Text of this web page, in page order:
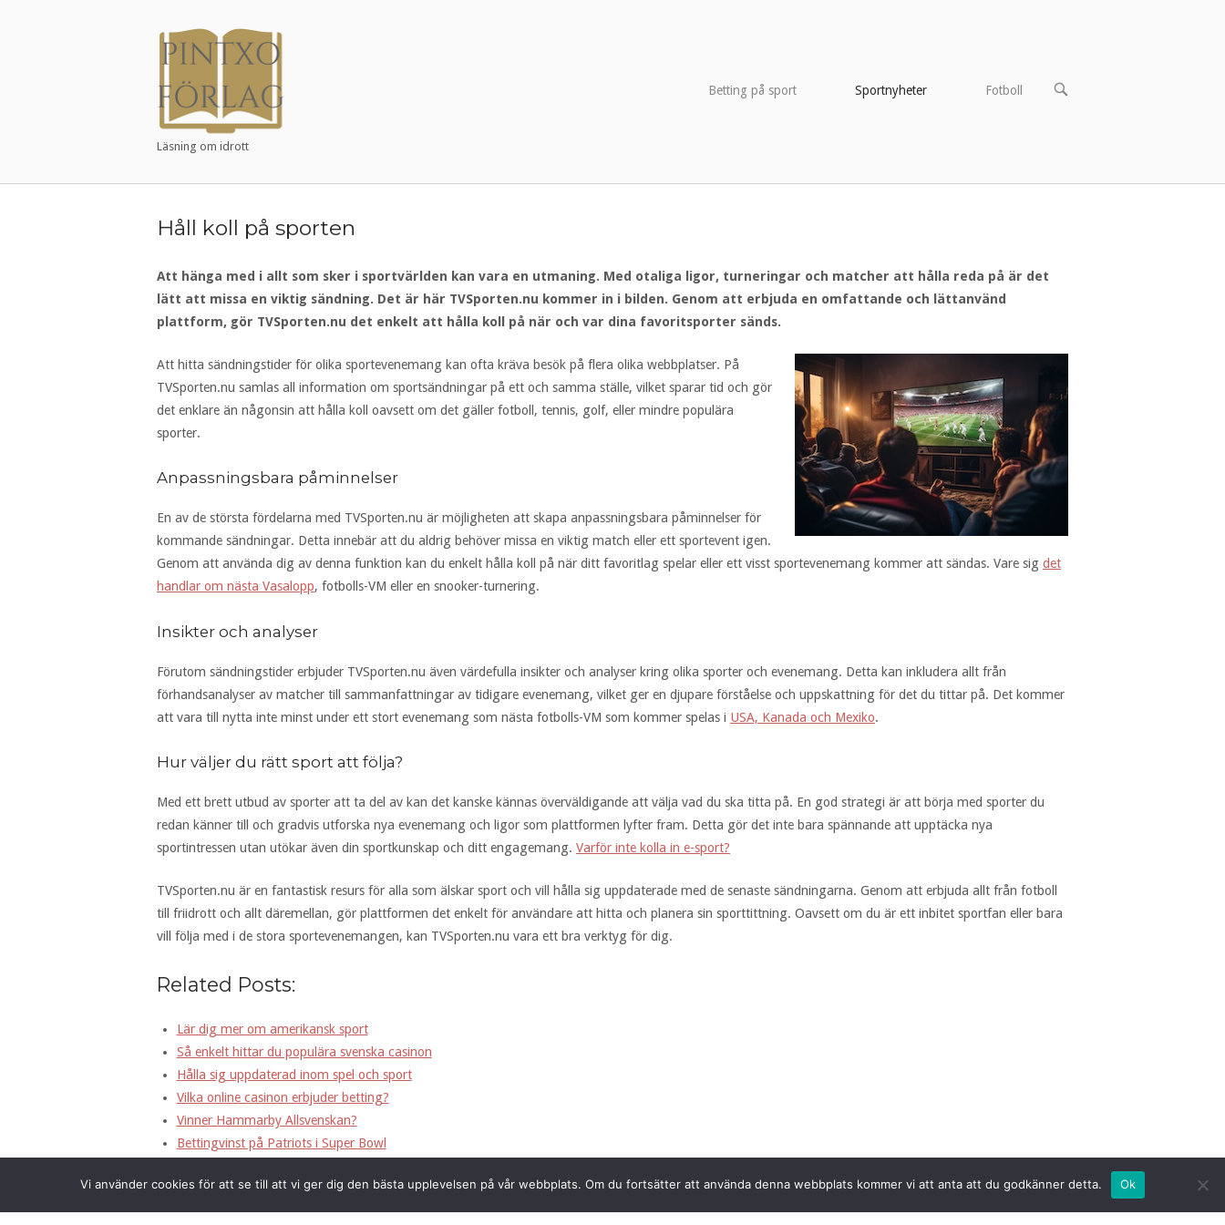
Home
Läsning om idrott
Betting på sport Sportnyheter Fotboll
OPEN
Håll koll på sporten
Att hänga med i allt som sker i sportvärlden kan vara en utmaning. Med otaliga ligor, turneringar och matcher att hålla reda på är det
lätt att missa en viktig sändning. Det är här TVSporten.nu kommer in i bilden. Genom att erbjuda en omfattande och lättanvänd
plattform, gör TVSporten.nu det enkelt att hålla koll på när och var dina favoritsporter sänds.
Att hitta sändningstider för olika sportevenemang kan ofta kräva besök på flera olika webbplatser. På
TVSporten.nu samlas all information om sportsändningar på ett och samma ställe, vilket sparar tid och gör
det enklare än någonsin att hålla koll oavsett om det gäller fotboll, tennis, golf, eller mindre populära
sporter.
Anpassningsbara påminnelser
En av de största fördelarna med TVSporten.nu är möjligheten att skapa anpassningsbara påminnelser för
kommande sändningar. Detta innebär att du aldrig behöver missa en viktig match eller ett sportevent igen.
Genom att använda dig av denna funktion kan du enkelt hålla koll på när ditt favoritlag spelar eller ett visst sportevenemang kommer att sändas. Vare sig det
handlar om nästa Vasalopp, fotbolls-VM eller en snooker-turnering.
Insikter och analyser
Förutom sändningstider erbjuder TVSporten.nu även värdefulla insikter och analyser kring olika sporter och evenemang. Detta kan inkludera allt från
förhandsanalyser av matcher till sammanfattningar av tidigare evenemang, vilket ger en djupare förståelse och uppskattning för det du tittar på. Det kommer
att vara till nytta inte minst under ett stort evenemang som nästa fotbolls-VM som kommer spelas i USA, Kanada och Mexiko.
Hur väljer du rätt sport att följa?
Med ett brett utbud av sporter att ta del av kan det kanske kännas överväldigande att välja vad du ska titta på. En god strategi är att börja med sporter du
redan känner till och gradvis utforska nya evenemang och ligor som plattformen lyfter fram. Detta gör det inte bara spännande att upptäcka nya
sportintressen utan utökar även din sportkunskap och ditt engagemang. Varför inte kolla in e-sport?
TVSporten.nu är en fantastisk resurs för alla som älskar sport och vill hålla sig uppdaterade med de senaste sändningarna. Genom att erbjuda allt från fotboll
till friidrott och allt däremellan, gör plattformen det enkelt för användare att hitta och planera sin sporttittning. Oavsett om du är ett inbitet sportfan eller bara
vill följa med i de stora sportevenemangen, kan TVSporten.nu vara ett bra verktyg för dig.
Related Posts:
Lär dig mer om amerikansk sport
Så enkelt hittar du populära svenska casinon
Hålla sig uppdaterad inom spel och sport
Vilka online casinon erbjuder betting?
Vinner Hammarby Allsvenskan?
Bettingvinst på Patriots i Super Bowl
Vi använder cookies för att se till att vi ger dig den bästa upplevelsen på vår webbplats. Om du fortsätter att använda denna webbplats kommer vi att anta att du godkänner detta. Ok